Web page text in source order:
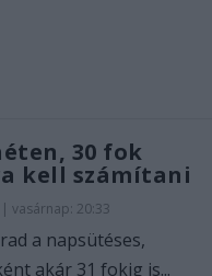
30 fok
kell számítani
vasárnap: 20:33
a napsütéses,
akár 31 fokig is...